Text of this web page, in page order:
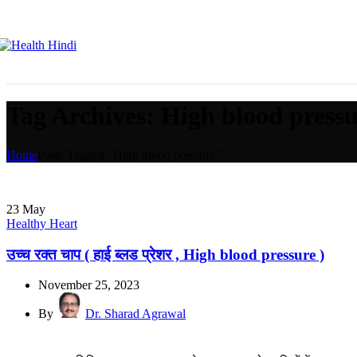
Home
23 May
Healthy Heart
उच्च रक्त चाप ( हाई ब्लड प्रेशर , High blood pressure )
November 25, 2023
By Dr. Sharad Agrawal